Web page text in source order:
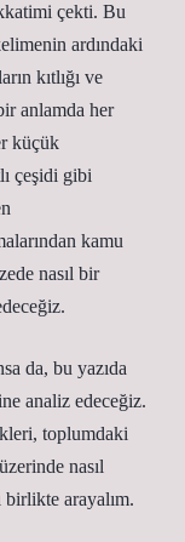
çekti. Bu
ardındaki
kıtlığı ve
anlamda her
küçük
çeşidi gibi
kamu
nasıl bir
da, bu yazıda
analiz edeceğiz.
toplumdaki
nasıl
birlikte arayalım.